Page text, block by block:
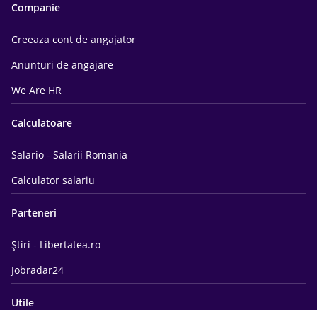
Companie
Creeaza cont de angajator
Anunturi de angajare
We Are HR
Calculatoare
Salario - Salarii Romania
Calculator salariu
Parteneri
Știri - Libertatea.ro
Jobradar24
Utile